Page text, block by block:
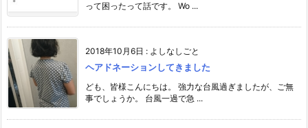
って困ったって話です。 Wo ...
2018年10月6日 : よしなしごと
ヘアドネーションしてきました
ども、皆様こんにちは。 強力な台風過ぎましたが、ご無
事でしょうか。 台風一過で急 ...